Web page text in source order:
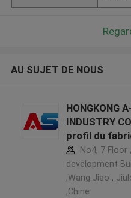
AU SUJET DE NOUS
HONGKONG
INDUSTRY
profil du
No4, 7 Floor
development
,Wang Jiao ,
,Chine